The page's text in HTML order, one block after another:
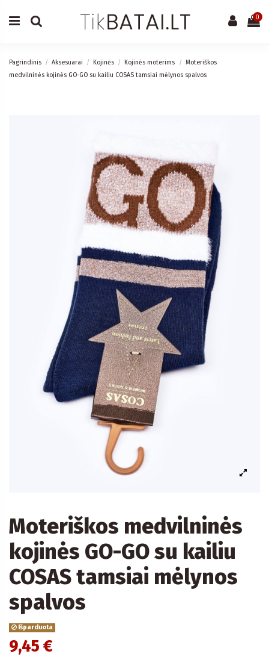
0
Pagrindinis Aksesuarai Kojinės Kojinės moterims
Moteriškos
medvilninės kojinės GO-GO su kailiu COSAS tamsiai mėlynos spalvos
Moteriškos medvilninės
kojinės GO-GO su kailiu
COSAS tamsiai mėlynos
spalvos
Išparduota
9,45 €